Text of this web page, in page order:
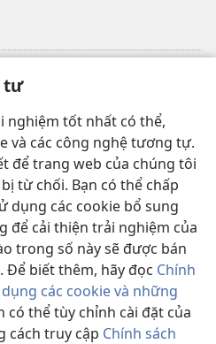
tư
nghiệm tốt nhất có thể,
và các công nghệ tương tự.
để trang web của chúng tôi
từ chối. Bạn có thể chấp
dụng các cookie bổ sung
để cải thiện trải nghiệm của
trong số này sẽ được bán
Để biết thêm, hãy đọc Chính
các cookie và những
có thể tùy chỉnh cài đặt của
cách truy cập Chính sách
Canh
and Tract Society of Pennsylvania.